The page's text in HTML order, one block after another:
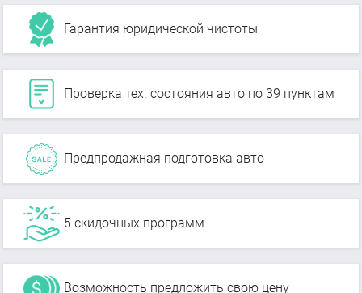
Гарантия юридической чистоты
Проверка тех. состояния авто по 39 пунктам
Предпродажная подготовка авто
5 скидочных программ
Возможность предложить свою цену